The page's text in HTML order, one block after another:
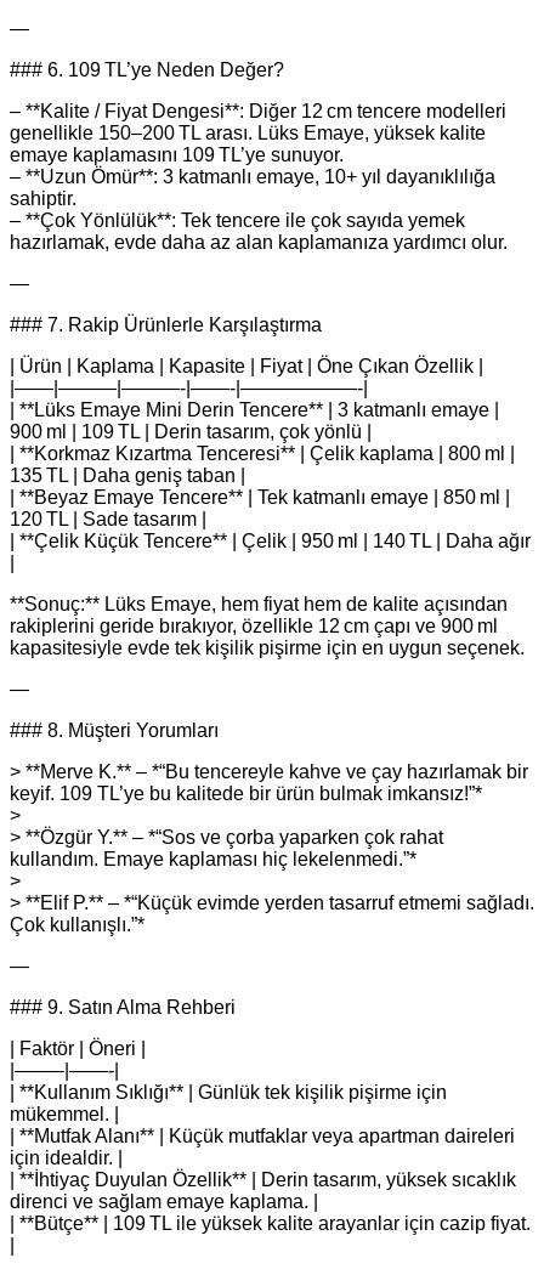
—
### 6. 109 TL’ye Neden Değer?
– **Kalite / Fiyat Dengesi**: Diğer 12 cm tencere modelleri
genellikle 150–200 TL arası. Lüks Emaye, yüksek kalite
emaye kaplamasını 109 TL’ye sunuyor.
– **Uzun Ömür**: 3 katmanlı emaye, 10+ yıl dayanıklılığa
sahiptir.
– **Çok Yönlülük**: Tek tencere ile çok sayıda yemek
hazırlamak, evde daha az alan kaplamanıza yardımcı olur.
—
### 7. Rakip Ürünlerle Karşılaştırma
| Ürün | Kaplama | Kapasite | Fiyat | Öne Çıkan Özellik |
|——|———|———-|——-|——————-|
| **Lüks Emaye Mini Derin Tencere** | 3 katmanlı emaye |
900 ml | 109 TL | Derin tasarım, çok yönlü |
| **Korkmaz Kızartma Tenceresi** | Çelik kaplama | 800 ml |
135 TL | Daha geniş taban |
| **Beyaz Emaye Tencere** | Tek katmanlı emaye | 850 ml |
120 TL | Sade tasarım |
| **Çelik Küçük Tencere** | Çelik | 950 ml | 140 TL | Daha ağır
**Sonuç:** Lüks Emaye, hem fiyat hem de kalite açısından
rakiplerini geride bırakıyor, özellikle 12 cm çapı ve 900 ml
kapasitesiyle evde tek kişilik pişirme için en uygun seçenek.
—
### 8. Müşteri Yorumları
> **Merve K.** – *“Bu tencereyle kahve ve çay hazırlamak bir
keyif. 109 TL’ye bu kalitede bir ürün bulmak imkansız!”*
>
> **Özgür Y.** – *“Sos ve çorba yaparken çok rahat
kullandım. Emaye kaplaması hiç lekelenmedi.”*
>
> **Elif P.** – *“Küçük evimde yerden tasarruf etmemi sağladı.
Çok kullanışlı.”*
—
### 9. Satın Alma Rehberi
| Faktör | Öneri |
|——–|——-|
| **Kullanım Sıklığı** | Günlük tek kişilik pişirme için
mükemmel. |
| **Mutfak Alanı** | Küçük mutfaklar veya apartman daireleri
için idealdir. |
| **İhtiyaç Duyulan Özellik** | Derin tasarım, yüksek sıcaklık
direnci ve sağlam emaye kaplama. |
| **Bütçe** | 109 TL ile yüksek kalite arayanlar için cazip fiyat.